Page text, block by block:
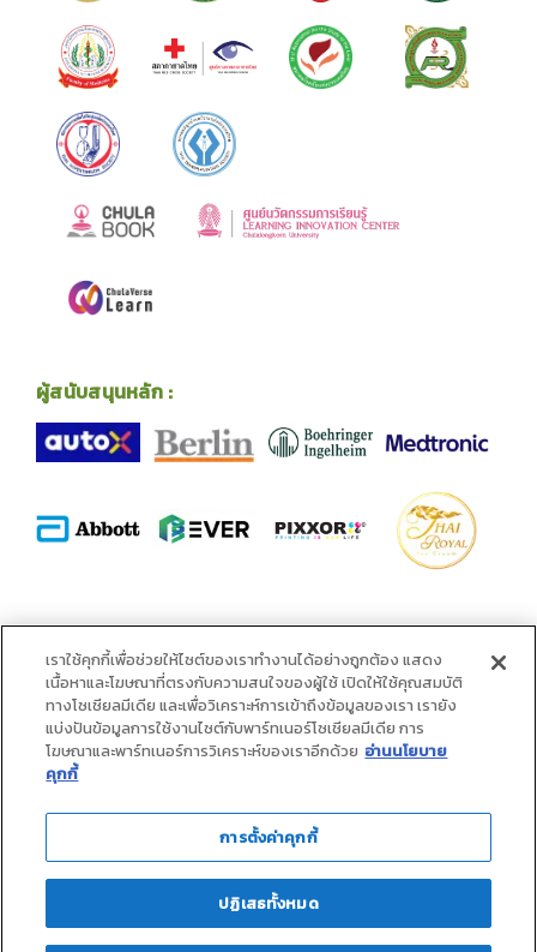
ผู้สนับสนุนหลัก :
พันธมิตร :
เราใช้คุกกี้เพื่อช่วยให้ไซต์ของเราทำงานได้อย่างถูกต้อง แสดง
เนื้อหาและโฆษณาที่ตรงกับความสนใจของผู้ใช้ เปิดให้ใช้คุณสมบัติ
ทางโซเชียลมีเดีย และเพื่อวิเคราะห์การเข้าถึงข้อมูลของเรา เรายัง
แบ่งปันข้อมูลการใช้งานไซต์กับพาร์ทเนอร์โซเชียลมีเดีย การ
โฆษณาและพาร์ทเนอร์การวิเคราะห์ของเราอีกด้วย อ่านนโยบาย
คุกกี้
การตั้งค่าคุกกี้
ปฏิเสธทั้งหมด